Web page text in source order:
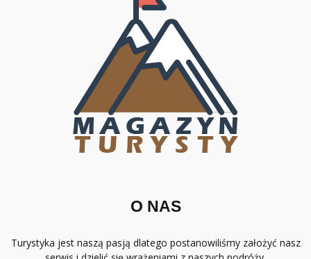
O NAS
Turystyka jest naszą pasją dlatego postanowiliśmy założyć nasz